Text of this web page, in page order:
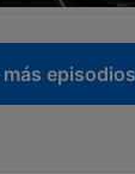
episodios